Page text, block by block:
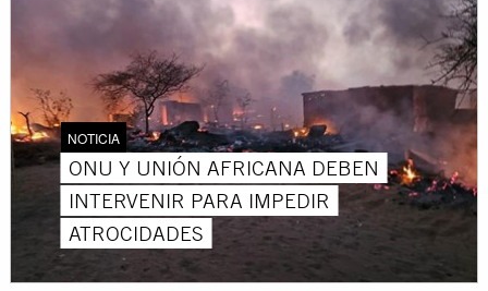
NOTICIA
ONU Y UNIÓN AFRICANA DEBEN
INTERVENIR PARA IMPEDIR
ATROCIDADES